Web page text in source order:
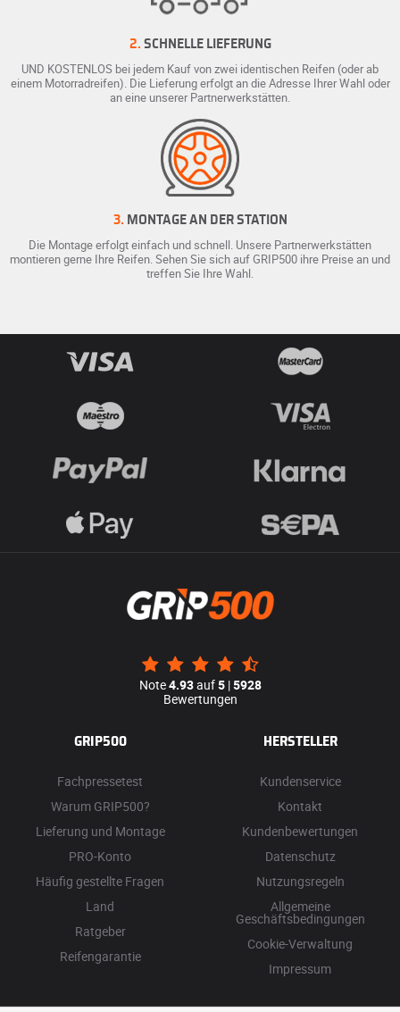
2. SCHNELLE LIEFERUNG
UND KOSTENLOS bei jedem Kauf von zwei identischen Reifen (oder ab
einem Motorradreifen). Die Lieferung erfolgt an die Adresse Ihrer Wahl oder
an eine unserer Partnerwerkstätten.
3. MONTAGE AN DER STATION
Die Montage erfolgt einfach und schnell. Unsere Partnerwerkstätten
montieren gerne Ihre Reifen. Sehen Sie sich auf GRIP500 ihre Preise an und
treffen Sie Ihre Wahl.
Note4.93auf5|5928
Bewertungen
GRIP500
Fachpressetest
Warum GRIP500?
Lieferung und Montage
PRO-Konto
Häufig gestellte Fragen
Land
Ratgeber
Reifengarantie
HERSTELLER
Kundenservice
Kontakt
Kundenbewertungen
Datenschutz
Nutzungsregeln
Allgemeine
Geschäftsbedingungen
Cookie-Verwaltung
Impressum